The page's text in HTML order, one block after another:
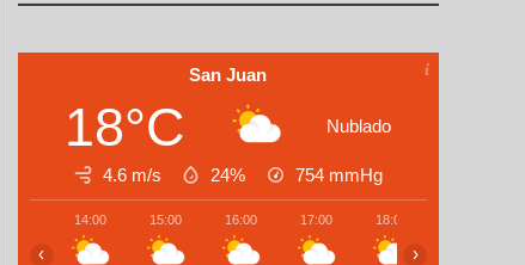
San Juan
18°C Nublado
4.6 m/s 24% 754 mmHg
14:00 15:00 16:00 17:00 18:00
‹ ›